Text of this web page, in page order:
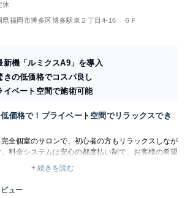
休
県福岡市博多区博多駅東２丁目4-16 ６Ｆ
新機「ルミクスA9」を導入
きの低価格でコスパ良し
イベート空間で施術可能
価格で！プライベート空間でリラックスでき
全個室のサロンで、初心者の方もリラックスしなが
料金システムは安心の都度払い制で、お客様の希望
むことが可能です。照射部位はより広い範囲に設定し
ヒゲなど細かい部位の設定をしていないため、ヒゲ部
めて照射することが出来ます。お仕事終わりの時間
なサロンです。
+ 続きを読む
ュー